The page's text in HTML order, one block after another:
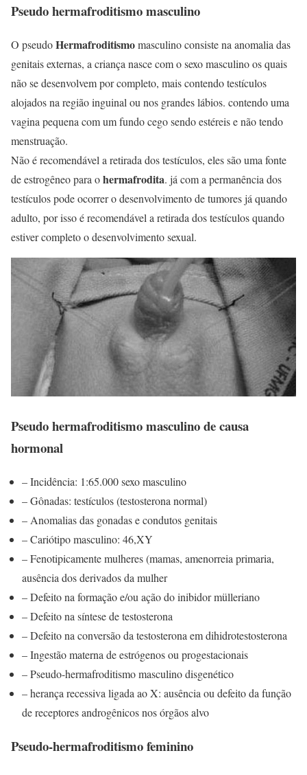
Pseudo hermafroditismo masculino
O pseudoHermafroditismomasculino consiste na anomalia das
genitais externas, a criança nasce com o sexo masculino os quais
não se desenvolvem por completo, mais contendo testículos
alojados na região inguinal ou nos grandes lábios. contendo uma
vagina pequena com um fundo cego sendo estéreis e não tendo
menstruação.
Não é recomendável a retirada dos testículos, eles são uma fonte
de estrogêneo para ohermafrodita. já com a permanência dos
testículos pode ocorrer o desenvolvimento de tumores já quando
adulto, por isso é recomendável a retirada dos testículos quando
estiver completo o desenvolvimento sexual.
Pseudo hermafroditismo masculino de causa
hormonal
– Incidência: 1:65.000 sexo masculino
– Gônadas: testículos (testosterona normal)
– Anomalias das gonadas e condutos genitais
– Cariótipo masculino: 46,XY
– Fenotipicamente mulheres (mamas, amenorreia primaria,
ausência dos derivados da mulher
– Defeito na formação e/ou ação do inibidor mülleriano
– Defeito na síntese de testosterona
– Defeito na conversão da testosterona em dihidrotestosterona
– Ingestão materna de estrógenos ou progestacionais
– Pseudo-hermafroditismo masculino disgenético
– herança recessiva ligada ao X: ausência ou defeito da função
de receptores androgênicos nos órgãos alvo
Pseudo-hermafroditismo feminino